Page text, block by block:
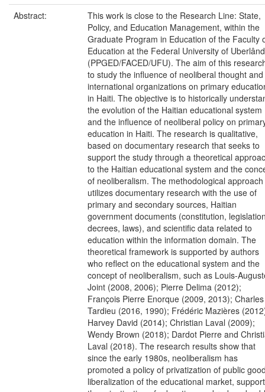
Abstract:
This work is close to the Research Line: State,
Policy, and Education Management, within the
Graduate Program in Education of the Faculty
Education at the Federal University of
(PPGED/FACED/UFU). The aim of this
to study the influence of neoliberal thought and
international organizations on primary
in Haiti. The objective is to historically
the evolution of the Haitian educational system
and the influence of neoliberal policy on
education in Haiti. The research is qualitative,
based on documentary research that seeks to
support the study through a theoretical
to the Haitian educational system and the
of neoliberalism. The methodological approach
utilizes documentary research with the use of
primary and secondary sources, Haitian
government documents (constitution,
decrees, laws), and scientific data related to
education within the information domain. The
theoretical framework is supported by authors
who reflect on the educational system and the
concept of neoliberalism, such as Louis-
Joint (2008, 2006); Pierre Delima (2012);
François Pierre Enorque (2009, 2013); Charles
Tardieu (2016, 1990); Frédéric Mazières
Harvey David (2014); Christian Laval (2009);
Wendy Brown (2018); Dardot Pierre and
Laval (2018). The research results show that
since the early 1980s, neoliberalism has
promoted a policy of privatization of public
liberalization of the educational market,